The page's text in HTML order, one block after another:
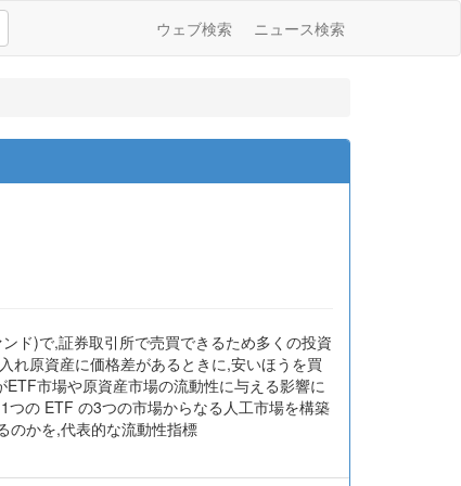
ウェブ検索 ニュース検索
ド)で,証券取引所で売買できるため多くの投資
れ原資産に価格差があるときに,安いほうを買
市場や原資産市場の流動性に与える影響に
の ETF の3つの市場からなる人工市場を構築
のかを,代表的な流動性指標